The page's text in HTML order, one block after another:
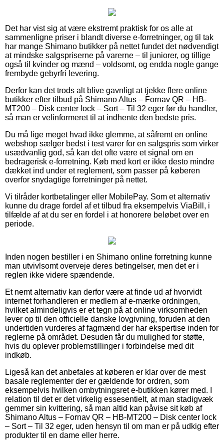
Det har vist sig at være ekstremt praktisk for os alle at
sammenligne priser i blandt diverse e-forretninger, og til tak
har mange Shimano butikker på nettet fundet det nødvendigt
at mindske salgspriserne på varerne – til juniorer, og tillige
også til kvinder og mænd – voldsomt, og endda nogle gange
frembyde gebyrfri levering.
Derfor kan det trods alt blive gavnligt at tjekke flere online
butikker efter tilbud på Shimano Altus – Fornav QR – HB-
MT200 – Disk center lock – Sort – Til 32 eger før du handler,
så man er velinformeret til at indhente den bedste pris.
Du må lige meget hvad ikke glemme, at såfremt en online
webshop sælger bedst i test varer for en salgspris som virker
usædvanlig god, så kan det ofte være et signal om en
bedragerisk e-forretning. Køb med kort er ikke desto mindre
dækket ind under et reglement, som passer på køberen
overfor snydagtige forretninger på nettet.
Vi tilråder kortbetalinger eller MobilePay. Som et alternativ
kunne du drage fordel af et tilbud fra eksempelvis ViaBill, i
tilfælde af at du ser en fordel i at honorere beløbet over en
periode.
Inden nogen bestiller i en Shimano online forretning kunne
man utvivlsomt overveje deres betingelser, men det er i
reglen ikke videre spændende.
Et nemt alternativ kan derfor være at finde ud af hvorvidt
internet forhandleren er medlem af e-mærke ordningen,
hvilket almindeligvis er et tegn på at online virksomheden
lever op til den officielle danske lovgivning, foruden at den
undertiden vurderes af fagmænd der har ekspertise inden for
reglerne på området. Desuden får du mulighed for støtte,
hvis du oplever problemstillinger i forbindelse med dit
indkøb.
Ligeså kan det anbefales at køberen er klar over de mest
basale reglementer der er gældende for ordren, som
eksempelvis hvilken ombytningsret e-butikken kører med. I
relation til det er det virkelig essesentielt, at man stadigvæk
gemmer sin kvittering, så man altid kan påvise sit køb af
Shimano Altus – Fornav QR – HB-MT200 – Disk center lock
– Sort – Til 32 eger, uden hensyn til om man er på udkig efter
produkter til en dame eller herre.